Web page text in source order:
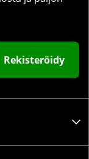
Rekisteröidy